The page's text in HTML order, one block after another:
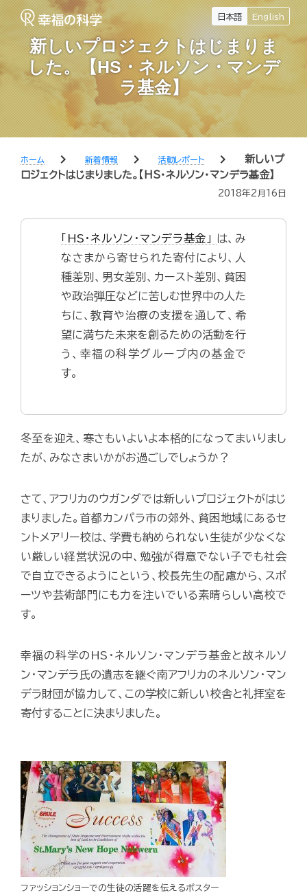
日本語 English
新しいプロジェクトはじまりま
した。【HS・ネルソン・マンデ
ラ基金】
ホーム chevron_right 新着情報 chevron_right 活動レポート chevron_right
新しいプ
ロジェクトはじまりました。【HS・ネルソン・マンデラ基金】
2018年2月16日
「HS・ネルソン・マンデラ基金」 は、み
なさまから寄せられた寄付により、人
種差別、男女差別、カースト差別、貧困
や政治弾圧などに苦しむ世界中の人た
ちに、教育や治療の支援を通して、希
望に満ちた未来を創るための活動を行
う、幸福の科学グループ内の基金で
す。
冬至を迎え、寒さもいよいよ本格的になってまいりまし
たが、みなさまいかがお過ごしでしょうか？
さて、アフリカのウガンダでは新しいプロジェクトがはじ
まりました。首都カンパラ市の郊外、貧困地域にあるセ
ントメアリー校は、学費も納められない生徒が少なくな
い厳しい経営状況の中、勉強が得意でない子でも社会
で自立できるようにという、校長先生の配慮から、スポ
ーツや芸術部門にも力を注いでいる素晴らしい高校で
す。
幸福の科学のHS・ネルソン・マンデラ基金と故ネルソ
ン・マンデラ氏の遺志を継ぐ南アフリカのネルソン・マン
デラ財団が協力して、この学校に新しい校舎と礼拝室を
寄付することに決まりました。
ファッションショーでの生徒の活躍を伝えるポスター